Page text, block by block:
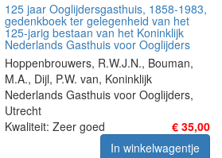
125 jaar Ooglijdersgasthuis, 1858-1983,
gedenkboek ter gelegenheid van het
125-jarig bestaan van het Koninklijk
Nederlands Gasthuis voor Ooglijders
Hoppenbrouwers, R.W.J.N., Bouman,
M.A., Dijl, P.W. van, Koninklijk
Nederlands Gasthuis voor Ooglijders,
Utrecht
€ 35,00
Kwaliteit: Zeer goed
In winkelwagentje